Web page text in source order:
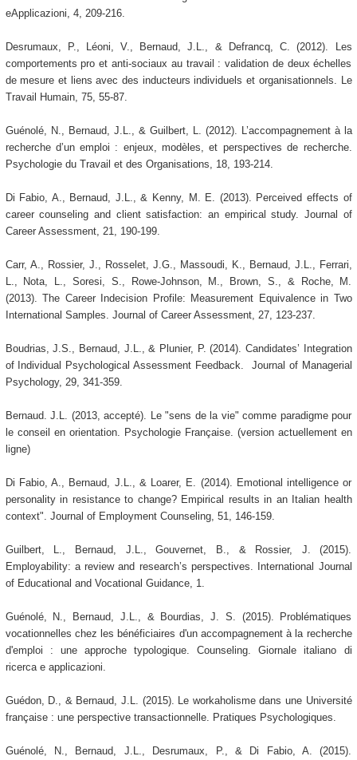
eApplicazioni, 4, 209-216.
Desrumaux, P., Léoni, V., Bernaud, J.L., & Defrancq, C. (2012). Les
comportements pro et anti-sociaux au travail : validation de deux échelles
de mesure et liens avec des inducteurs individuels et organisationnels. Le
Travail Humain, 75, 55-87.
Guénolé, N., Bernaud, J.L., & Guilbert, L. (2012). L’accompagnement à la
recherche d’un emploi : enjeux, modèles, et perspectives de recherche.
Psychologie du Travail et des Organisations, 18, 193-214.
Di Fabio, A., Bernaud, J.L., & Kenny, M. E. (2013). Perceived effects of
career counseling and client satisfaction: an empirical study. Journal of
Career Assessment, 21, 190-199.
Carr, A., Rossier, J., Rosselet, J.G., Massoudi, K., Bernaud, J.L., Ferrari,
L., Nota, L., Soresi, S., Rowe-Johnson, M., Brown, S., & Roche, M.
(2013). The Career Indecision Profile: Measurement Equivalence in Two
International Samples. Journal of Career Assessment, 27, 123-237.
Boudrias, J.S., Bernaud, J.L., & Plunier, P. (2014). Candidates’ Integration
of Individual Psychological Assessment Feedback. Journal of Managerial
Psychology, 29, 341-359.
Bernaud. J.L. (2013, accepté). Le "sens de la vie" comme paradigme pour
le conseil en orientation. Psychologie Française. (version actuellement en
ligne)
Di Fabio, A., Bernaud, J.L., & Loarer, E. (2014). Emotional intelligence or
personality in resistance to change? Empirical results in an Italian health
context". Journal of Employment Counseling, 51, 146-159.
Guilbert, L., Bernaud, J.L., Gouvernet, B., & Rossier, J. (2015).
Employability: a review and research’s perspectives. International Journal
of Educational and Vocational Guidance, 1.
Guénolé, N., Bernaud, J.L., & Bourdias, J. S. (2015). Problématiques
vocationnelles chez les bénéficiaires d'un accompagnement à la recherche
d'emploi : une approche typologique. Counseling. Giornale italiano di
ricerca e applicazioni.
Guédon, D., & Bernaud, J.L. (2015). Le workaholisme dans une Université
française : une perspective transactionnelle. Pratiques Psychologiques.
Guénolé, N., Bernaud, J.L., Desrumaux, P., & Di Fabio, A. (2015).